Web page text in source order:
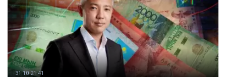
31.10 21:41